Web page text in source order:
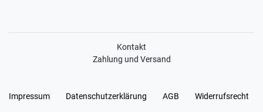
Kontakt
Zahlung und Versand
Impressum Daten­schutz­erklärung AGB Widerrufs­recht